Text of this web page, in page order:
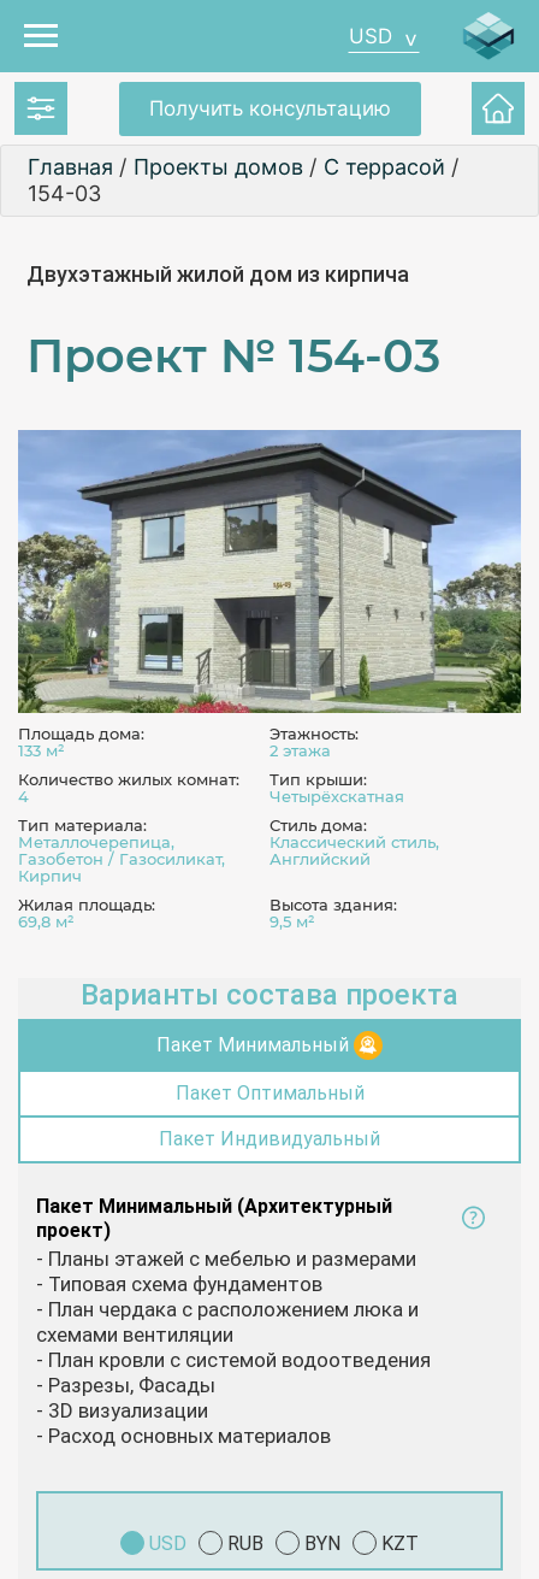
Получить консультацию
USD
Главная / Проекты домов / С террасой /
154-03
Двухэтажный жилой дом из кирпича
Проект № 154-03
Площадь дома:
133 м²
Этажность:
2 этажа
Количество жилых комнат:
4
Тип крыши:
Четырёхскатная
Тип материала:
Металлочерепица,
Газобетон / Газосиликат,
Кирпич
Стиль дома:
Классический стиль,
Английский
Жилая площадь:
69,8 м²
Высота здания:
9,5 м²
Варианты состава проекта
Пакет Минимальный
Пакет Оптимальный
Пакет Индивидуальный
Пакет Минимальный (Архитектурный
проект)
- Планы этажей с мебелью и размерами
- Типовая схема фундаментов
- План чердака с расположением люка и
схемами вентиляции
- План кровли с системой водоотведения
- Разрезы, Фасады
- 3D визуализации
- Расход основных материалов
USD RUB BYN KZT